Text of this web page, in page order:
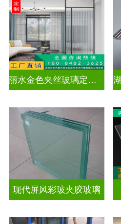
丽水金色夹丝玻璃定制电话
现代屏风彩玻夹胶玻璃